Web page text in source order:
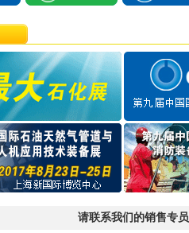
请联系我们的销售专